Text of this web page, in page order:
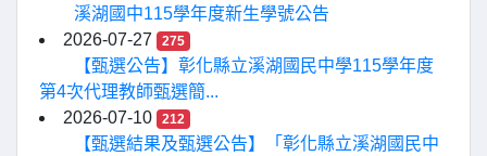
溪湖國中115學年度新生學號公告
2026-07-27
275
【甄選公告】彰化縣立溪湖國民中學115學年度
第4次代理教師甄選簡...
2026-07-10
212
【甄選結果及甄選公告】「彰化縣立溪湖國民中